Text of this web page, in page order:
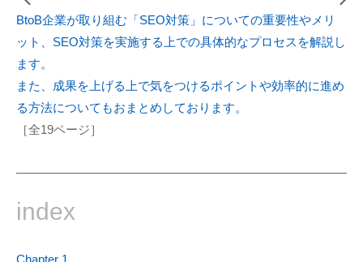
BtoB企業が取り組む「SEO対策」についての重要性やメリ
ット、SEO対策を実施する上での具体的なプロセスを解説し
ます。
また、成果を上げる上で気をつけるポイントや効率的に進め
る方法についてもおまとめしております。
［全19ページ］
index
Chapter 1